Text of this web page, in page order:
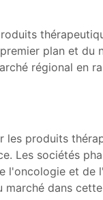
plan et
régional en
produits
Les sociétés
l'oncologie et
marché dans